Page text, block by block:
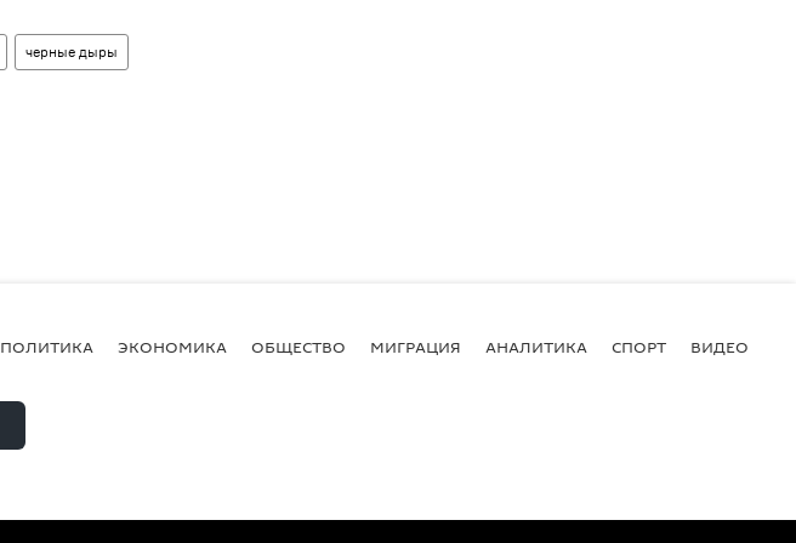
черные дыры
ПОЛИТИКА ЭКОНОМИКА ОБЩЕСТВО МИГРАЦИЯ АНАЛИТИКА СПОРТ ВИДЕО